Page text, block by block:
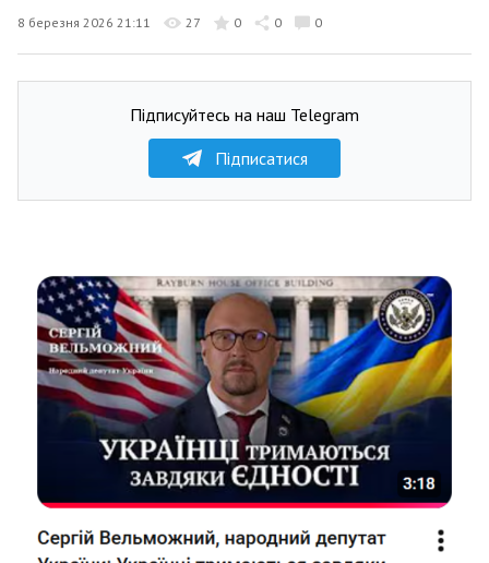
8 березня 2026 21:11 27 0 0 0
Підписуйтесь на наш Telegram
Підписатися